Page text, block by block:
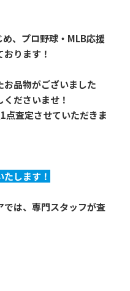
、プロ野球・MLB応援
ります！
品物がございました
ださいませ！
点査定させていただきま
します！
では、専門スタッフが査